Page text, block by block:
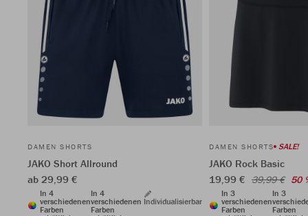
DAMEN SHORTS
JAKO Short Allround
ab 29,99 €
In 4
verschiedenen
Farben
In 4
verschiedenen
Farben
Individualisierbar
DAMEN SHORTS SALE!
JAKO Rock Basic
19,99 € 39,99 € 50
In 3
verschiedenen
Farben
In 3
Farben